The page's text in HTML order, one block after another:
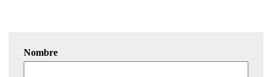
Nombre